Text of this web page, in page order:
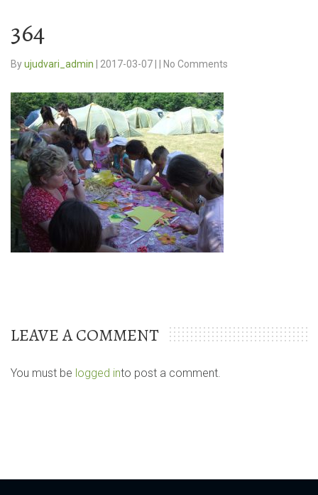
364
Byujudvari_admin 2017-03-07 No Comments
LEAVE A COMMENT
You must be logged into post a comment.